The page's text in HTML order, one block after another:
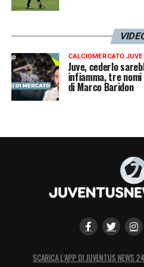
CALCIOMERCATO JUVE
Juve, cederlo
infiamma, tre nomi
di Marco Baridon
SCARICA L’APP DI JUVENTUS NEWS 24